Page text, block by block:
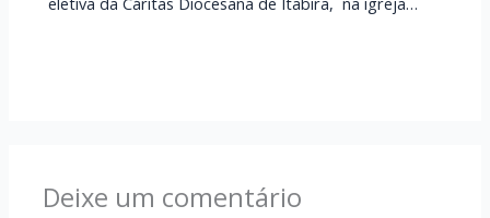
Deixe um comentário